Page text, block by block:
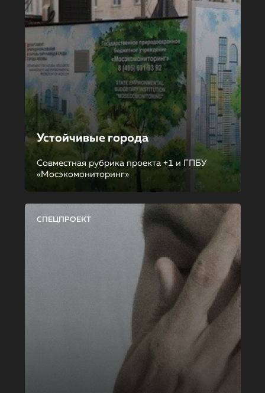
Устойчивые города
Совместная рубрика проекта +1 и ГПБУ
«Мосэкомониторинг»
СПЕЦПРОЕКТ